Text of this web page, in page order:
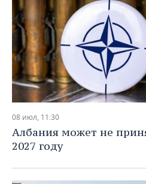
08 июл, 11:30
Албания может не
2027 году